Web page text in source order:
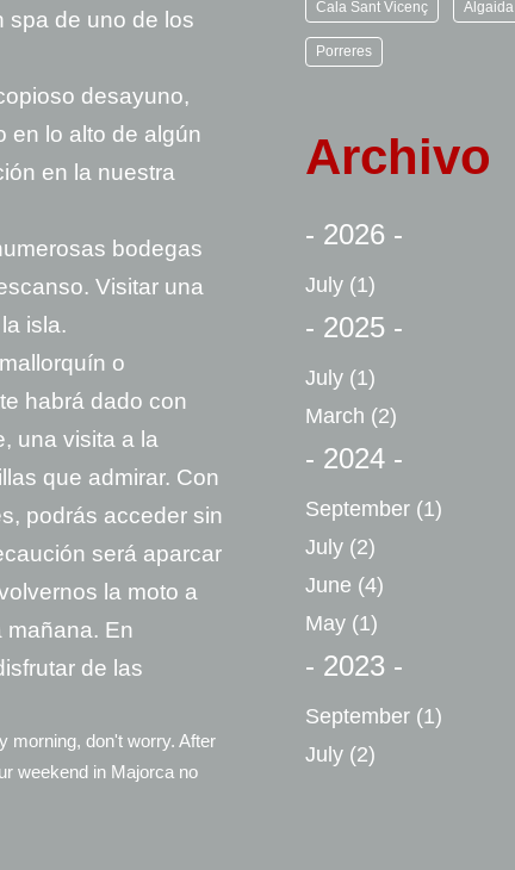
spa de uno de los
desayuno,
en lo alto de algún
en la nuestra
bodegas
Visitar una
isla.
o
habrá dado con
una visita a la
que admirar. Con
podrás acceder sin
será aparcar
la moto a
mañana. En
de las
morning, don't worry. After
weekend in Majorca no
Cala Sant Vicenç Algaida
Porreres
Archivo
- 2026 -
July (1)
- 2025 -
July (1)
March (2)
- 2024 -
September (1)
July (2)
June (4)
May (1)
- 2023 -
September (1)
July (2)